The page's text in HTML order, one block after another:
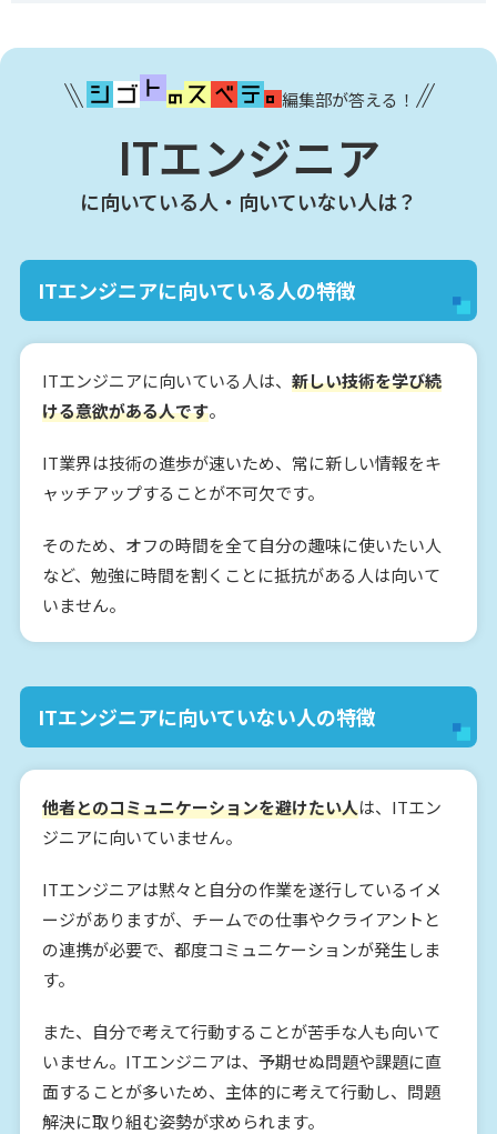
編集部が答える！
ITエンジニア
に向いている人・向いていない人は？
ITエンジニアに向いている人の特徴
ITエンジニアに向いている人は、 新しい技術を学び続
ける意欲がある人です。
IT業界は技術の進歩が速いため、常に新しい情報をキ
ャッチアップすることが不可欠です。
そのため、オフの時間を全て自分の趣味に使いたい人
など、勉強に時間を割くことに抵抗がある人は向いて
いません。
ITエンジニアに向いていない人の特徴
他者とのコミュニケーションを避けたい人は、ITエン
ジニアに向いていません。
ITエンジニアは黙々と自分の作業を遂行しているイメ
ージがありますが、チームでの仕事やクライアントと
の連携が必要で、都度コミュニケーションが発生しま
す。
また、自分で考えて行動することが苦手な人も向いて
いません。ITエンジニアは、予期せぬ問題や課題に直
面することが多いため、主体的に考えて行動し、問題
解決に取り組む姿勢が求められます。